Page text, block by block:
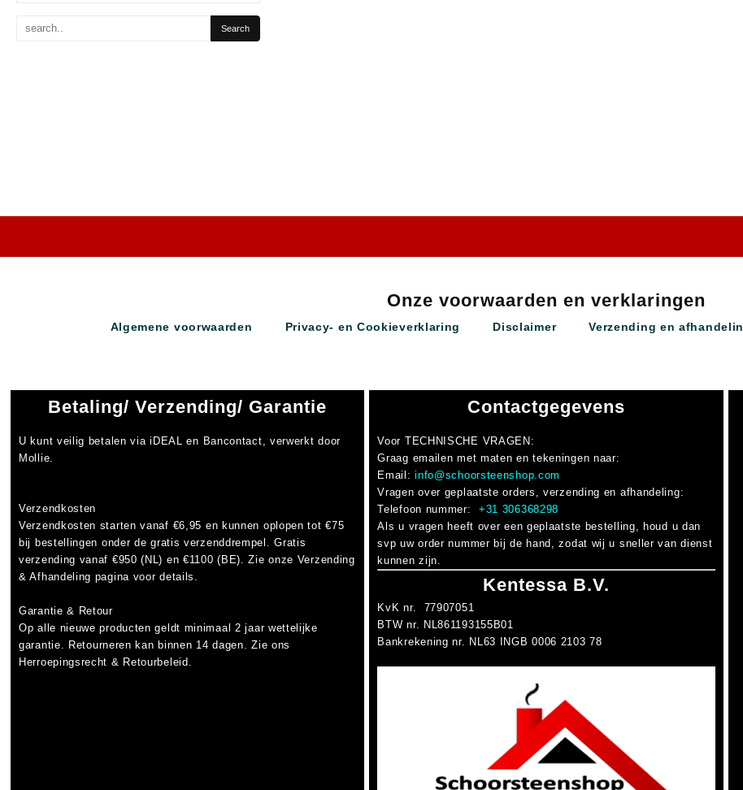
Onze voorwaarden en verklaringen
Algemene voorwaarden Privacy- en Cookieverklaring Disclaimer Verzending en
Betaling/ Verzending/ Garantie
U kunt veilig betalen viaiDEAL en Bancontact, verwerkt door
Mollie.
Verzendkosten
Verzendkosten starten vanaf €6,95 en kunnen oplopen tot€75
bij bestellingen onder de gratis verzenddrempel. Gratis
verzending vanaf €950 (NL) en €1100 (BE). Zie onze Verzending
& Afhandeling pagina voor details.
Garantie & Retour
Op alle nieuwe producten geldt minimaal 2 jaar wettelijke
garantie. Retourneren kan binnen 14 dagen. Zie ons
Herroepingsrecht & Retourbeleid.
Contactgegevens
Voor TECHNISCHE VRAGEN :
Graag emailen met maten en tekeningen naar:
Email: info@schoorsteenshop.com
Vragen over geplaatste orders, verzending en afhandeling:
Telefoon nummer: +31 306368298
Als u vragen heeft over een geplaatste bestelling, houd u dan
svp uw order nummer bij de hand, zodat wij u sneller van dienst
kunnen zijn.
Kentessa B.V.
KvK nr. 77907051
BTW nr. NL861193155B01
Bankrekening nr. NL63 INGB 0006 2103 78